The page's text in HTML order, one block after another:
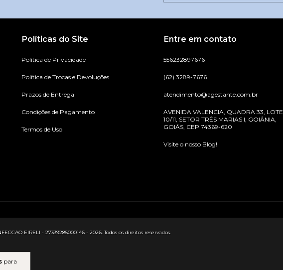
para
Políticas do Site
Política de Privacidade
Política de Trocas e Devoluções
Prazos de Entrega
Condições de Pagamento
Termos de Uso
Entre em contato
556232897676
(62) 3289-7676
atendimento@agestante.com.br
AVENIDA VALENCIA, QUADRA 33, LOTE
10/11, SETOR TRÊS MARIAS I, GOIÂNIA,
GOIÁS, CEP 74369-620
Visite o nosso Blog!
EIRELI - 27339285000146 - 2026. Todos os direitos reservados.